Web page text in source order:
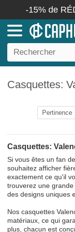
-15% de
Casquettes:
Casquettes:
Si vous êtes un fan
souhaitez afficher
exactement ce qu'il
trouverez une
des designs uniques
Nos casquettes
matériaux, ce qui
plus, chacun est